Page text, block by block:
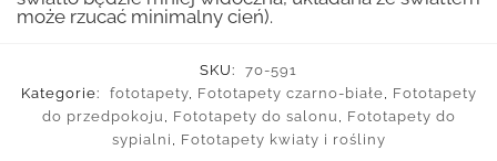
może rzucać minimalny cień).
SKU:
70-591
Kategorie:
fototapety, Fototapety czarno-białe, Fototapety
do przedpokoju , Fototapety do salonu , Fototapety do
sypialni , Fototapety kwiaty i rośliny